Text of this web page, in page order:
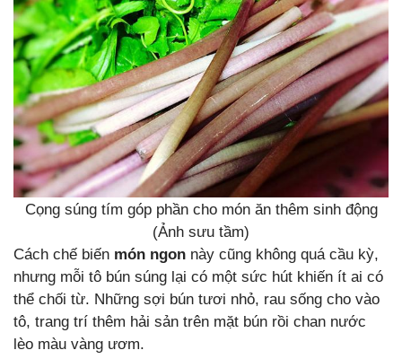
Cọng súng tím góp phần cho món ăn thêm sinh động
(Ảnh sưu tầm)
Cách chế biến món ngon này cũng không quá cầu kỳ,
nhưng mỗi tô bún súng lại có một sức hút khiến ít ai có
thể chối từ. Những sợi bún tươi nhỏ, rau sống cho vào
tô, trang trí thêm hải sản trên mặt bún rồi chan nước
lèo màu vàng ươm.